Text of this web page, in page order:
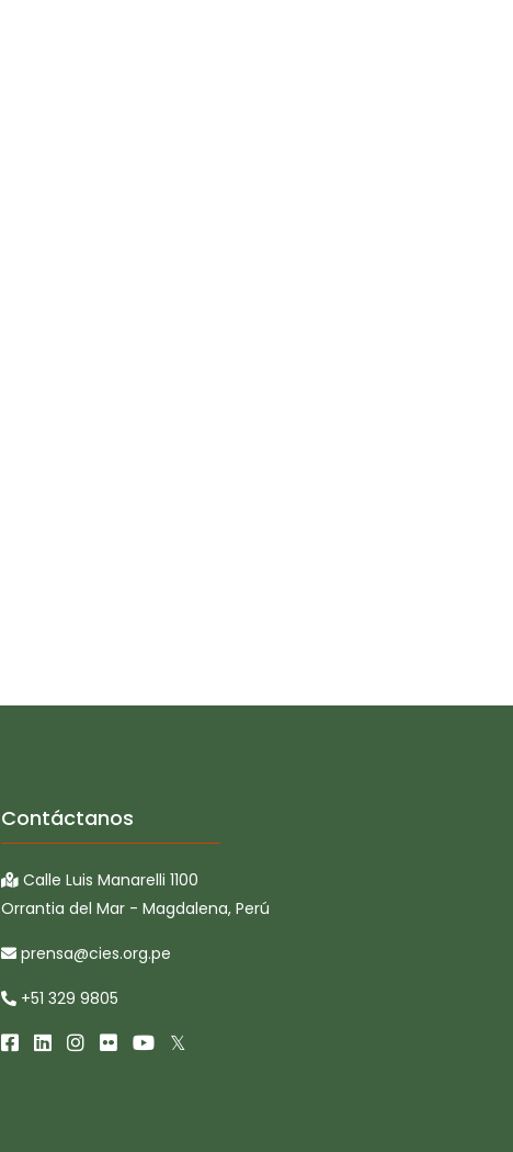
Contáctanos
Calle Luis Manarelli 1100
Orrantia del Mar - Magdalena, Perú
prensa@cies.org.pe
+51 329 9805